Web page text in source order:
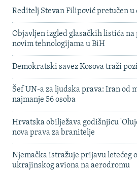
Reditelj Stevan Filipović pretučen u
Objavljen izgled glasačkih listića
novim tehnologijama u BiH
Demokratski savez Kosova traži
Šef UN-a za ljudska prava: Iran od
najmanje 56 osoba
Hrvatska obilježava godišnjicu
nova prava za branitelje
Njemačka istražuje prijavu letećeg
ukrajinskog aviona na aerodromu